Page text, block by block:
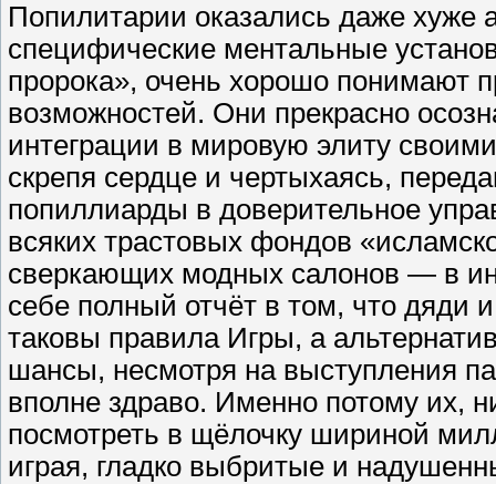
Попилитарии оказались даже хуже
специфические ментальные
пророка», очень хорошо понимают
возможностей. Они прекрасно
интеграции в мировую элиту
скрепя сердце и чертыхаясь,
попиллиарды в доверительное
всяких трастовых фондов
сверкающих модных салонов — в
себе полный отчёт в том, что дяди
таковы правила Игры, а
шансы, несмотря на выступления
вполне здраво. Именно потому их,
посмотреть в щёлочку шириной
играя, гладко выбритые и